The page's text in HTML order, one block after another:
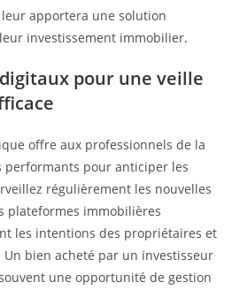
apportera une solution
investissement immobilier.
pour une veille
offre aux professionnels de la
performants pour anticiper les
régulièrement les nouvelles
plateformes immobilières
les intentions des propriétaires et
Un bien acheté par un investisseur
une opportunité de gestion